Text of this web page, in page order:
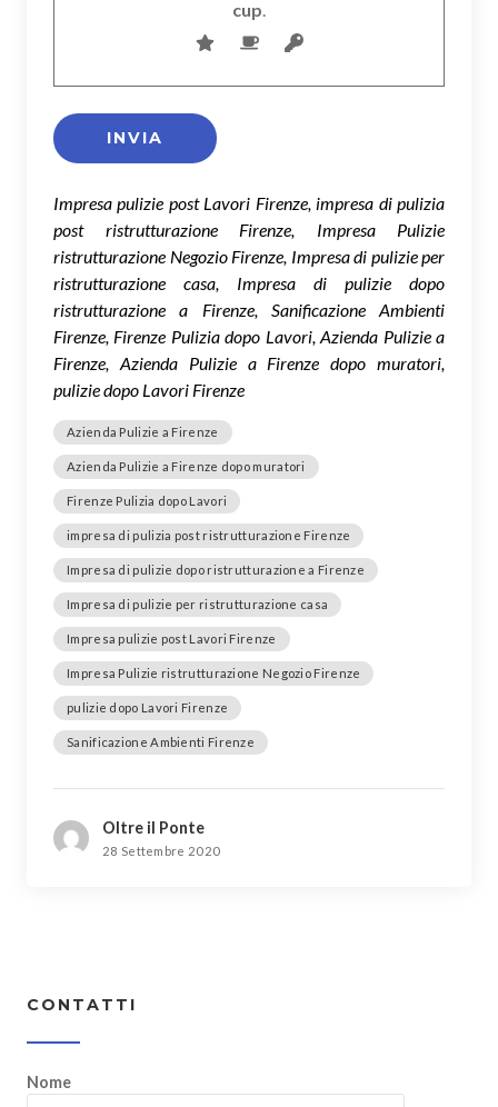
cup.
Impresa pulizie post Lavori Firenze, impresa di pulizia
post ristrutturazione Firenze, Impresa Pulizie
ristrutturazione Negozio Firenze, Impresa di pulizie per
ristrutturazione casa, Impresa di pulizie dopo
ristrutturazione a Firenze, Sanificazione Ambienti
Firenze, Firenze Pulizia dopo Lavori, Azienda Pulizie a
Firenze, Azienda Pulizie a Firenze dopo muratori,
pulizie dopo Lavori Firenze
Azienda Pulizie a Firenze
Azienda Pulizie a Firenze dopo muratori
Firenze Pulizia dopo Lavori
impresa di pulizia post ristrutturazione Firenze
Impresa di pulizie dopo ristrutturazione a Firenze
Impresa di pulizie per ristrutturazione casa
Impresa pulizie post Lavori Firenze
Impresa Pulizie ristrutturazione Negozio Firenze
pulizie dopo Lavori Firenze
Sanificazione Ambienti Firenze
Oltre il Ponte
28 Settembre 2020
CONTATTI
Nome